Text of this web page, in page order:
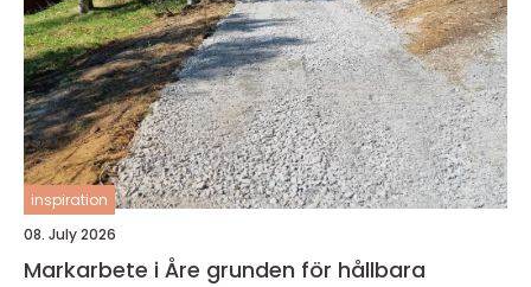
inspiration
08. July 2026
Markarbete i Åre grunden för hållbara